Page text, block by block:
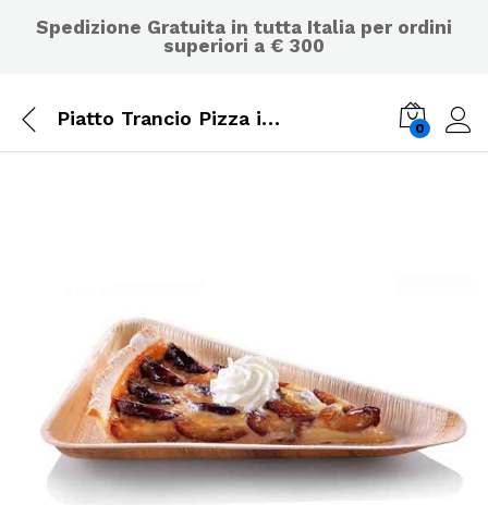
Spedizione Gratuita in tutta Italia per ordini
superiori a € 300
Piatto Trancio Pizza in Foglia di Palma Bio SDG – 100 pz. 0